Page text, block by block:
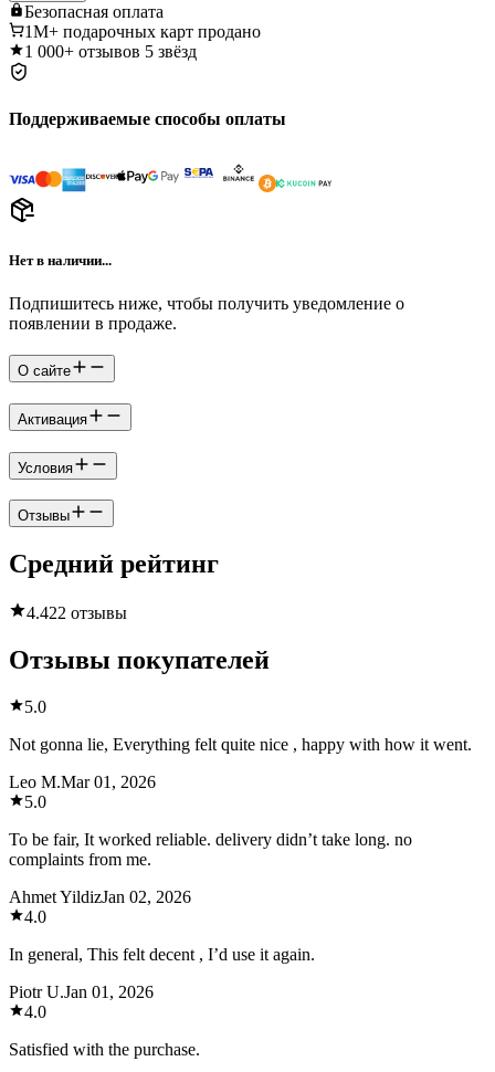
Безопасная оплата
1M+ подарочных карт продано
1 000+ отзывов 5 звёзд
Поддерживаемые способы оплаты
Нет в наличии...
Подпишитесь ниже, чтобы получить уведомление о
появлении в продаже.
О сайте
Активация
Условия
Отзывы
Средний рейтинг
4.422 отзывы
Отзывы покупателей
5.0
Not gonna lie, Everything felt quite nice , happy with how it went.
Leo M.Mar 01, 2026
5.0
To be fair, It worked reliable. delivery didn’t take long. no
complaints from me.
Ahmet YildizJan 02, 2026
4.0
In general, This felt decent , I’d use it again.
Piotr U.Jan 01, 2026
4.0
Satisfied with the purchase.